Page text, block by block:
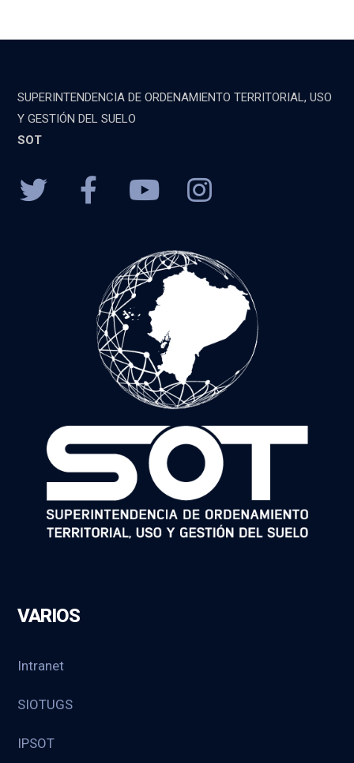
SUPERINTENDENCIA DE ORDENAMIENTO TERRITORIAL, USO
Y GESTIÓN DEL SUELO
SOT
VARIOS
Intranet
SIOTUGS
IPSOT